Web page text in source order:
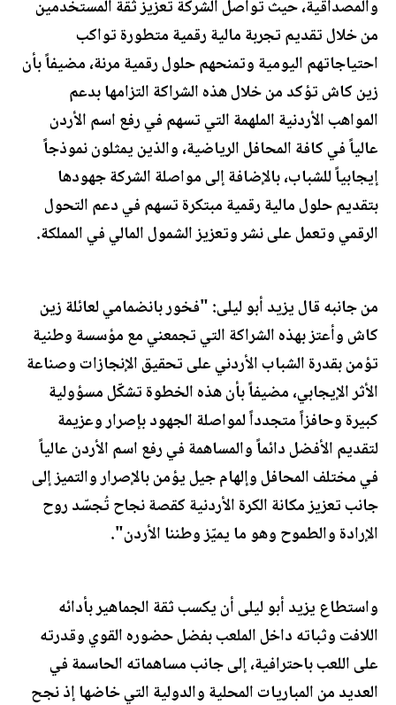
والمصداقية، حيث تواصل الشركة تعزيز ثقة المستخدمين
من خلال تقديم تجربة مالية رقمية متطورة تواكب
احتياجاتهم اليومية وتمنحهم حلول رقمية مرنة، مضيفاً بأن
زين كاش تؤكد من خلال هذه الشراكة التزامها بدعم
المواهب الأردنية الملهمة التي تسهم في رفع اسم الأردن
عالياً في كافة المحافل الرياضية، والذين يمثلون نموذجاً
إيجابياً للشباب، بالإضافة إلى مواصلة الشركة جهودها
بتقديم حلول مالية رقمية مبتكرة تسهم في دعم التحول
الرقمي وتعمل على نشر وتعزيز الشمول المالي في المملكة.
من جانبه قال يزيد أبو ليلى: "فخور بانضمامي لعائلة زين
كاش وأعتز بهذه الشراكة التي تجمعني مع مؤسسة وطنية
تؤمن بقدرة الشباب الأردني على تحقيق الإنجازات وصناعة
الأثر الإيجابي، مضيفاً بأن هذه الخطوة تشكّل مسؤولية
كبيرة وحافزاً متجدداً لمواصلة الجهود بإصرار وعزيمة
لتقديم الأفضل دائماً والمساهمة في رفع اسم الأردن عالياً
في مختلف المحافل وإلهام جيل يؤمن بالإصرار والتميز إلى
جانب تعزيز مكانة الكرة الأردنية كقصة نجاح تُجسّد روح
الإرادة والطموح وهو ما يميّز وطننا الأردن".
واستطاع يزيد أبو ليلى أن يكسب ثقة الجماهير بأدائه
اللافت وثباته داخل الملعب بفضل حضوره القوي وقدرته
على اللعب باحترافية، إلى جانب مساهماته الحاسمة في
العديد من المباريات المحلية والدولية التي خاضها إذ نجح